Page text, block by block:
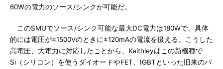
60Wの電力のソース/シンクが可能だ。
このSMUでソース/シンク可能な最大DC電力は180Wで、具体
的には電圧が±1500Vのときに±120mAの電流を扱える。こうした
高電圧、大電力に対応したことから、Keithleyはこの新機種で
Si（シリコン）を使うダイオードやFET、IGBTといった旧来のパ